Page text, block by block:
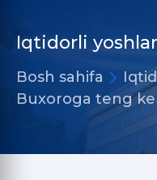
Iqtidorli
Bosh sahifa
Buxoroga teng